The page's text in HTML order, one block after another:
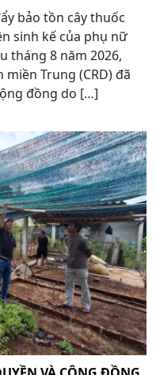
bảo tồn cây thuốc
sinh kế của phụ nữ
tháng 8 năm 2026,
Trung (CRD) đã
đồng do […]